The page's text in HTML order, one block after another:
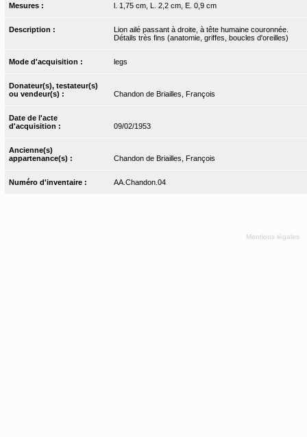
Mesures : l. 1,75 cm, L. 2,2 cm, E. 0,9 cm
Description :
Lion ailé passant à droite, à tête humaine couronnée.
Détails très fins (anatomie, griffes, boucles d'oreilles)
Mode d'acquisition : legs
Donateur(s), testateur(s)
ou vendeur(s) :
Chandon de Briailles, François
Date de l'acte
d'acquisition :
09/02/1953
Ancienne(s)
appartenance(s) :
Chandon de Briailles, François
Numéro d'inventaire : AA.Chandon.04
Mentions légales